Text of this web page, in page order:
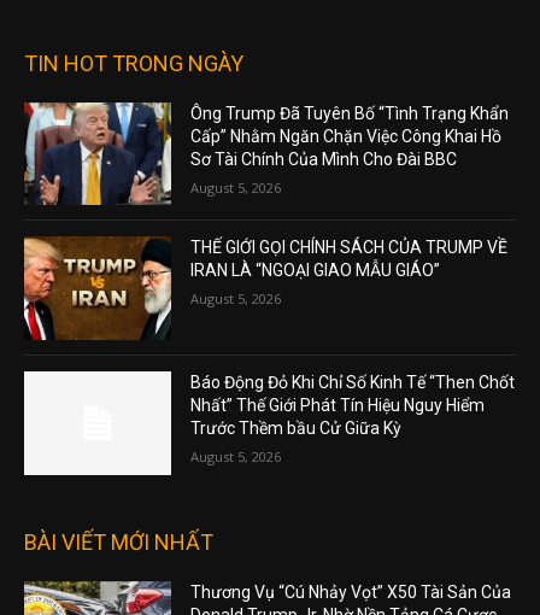
TIN HOT TRONG NGÀY
Ông Trump Đã Tuyên Bố “Tình Trạng Khẩn
Cấp” Nhằm Ngăn Chặn Việc Công Khai Hồ
Sơ Tài Chính Của Mình Cho Đài BBC
August 5, 2026
THẾ GIỚI GỌI CHÍNH SÁCH CỦA TRUMP VỀ
IRAN LÀ “NGOẠI GIAO MẪU GIÁO”
August 5, 2026
Báo Động Đỏ Khi Chỉ Số Kinh Tế “Then Chốt
Nhất” Thế Giới Phát Tín Hiệu Nguy Hiểm
Trước Thềm bầu Cử Giữa Kỳ
August 5, 2026
BÀI VIẾT MỚI NHẤT
Thương Vụ “Cú Nhảy Vọt” X50 Tài Sản Của